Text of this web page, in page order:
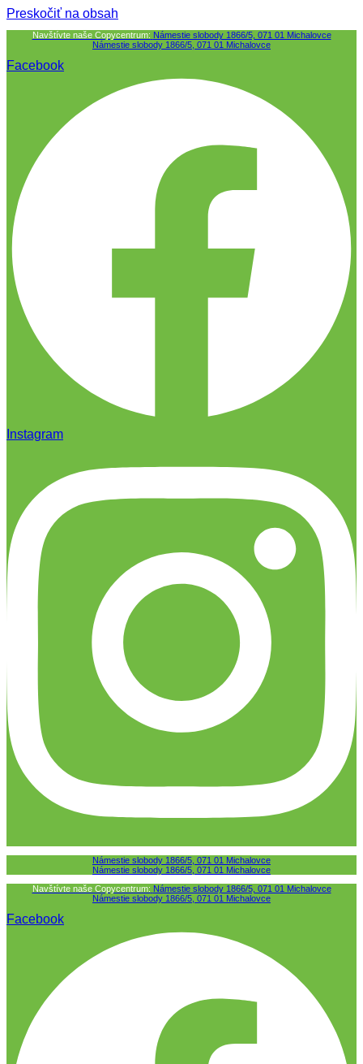
Preskočiť na obsah
Navštívte naše Copycentrum: Námestie slobody 1866/5, 071 01 Michalovce
Námestie slobody 1866/5, 071 01 Michalovce
Facebook
Instagram
Námestie slobody 1866/5, 071 01 Michalovce
Námestie slobody 1866/5, 071 01 Michalovce
Navštívte naše Copycentrum: Námestie slobody 1866/5, 071 01 Michalovce
Námestie slobody 1866/5, 071 01 Michalovce
Facebook